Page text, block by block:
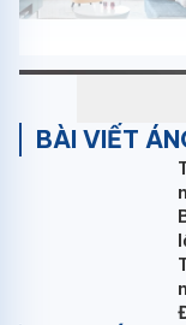
BÀI VIẾT